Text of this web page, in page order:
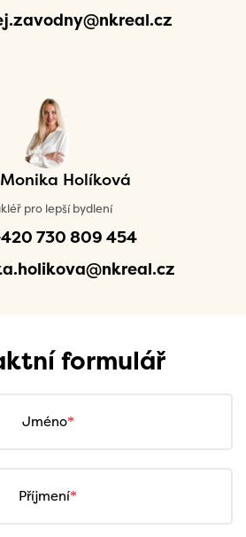
Holíková
pro lepší bydlení
730 809 454
formulář
Jméno
Příjmení